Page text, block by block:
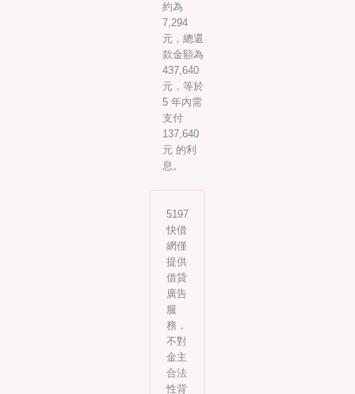
約為
7,294
元，總還
款金額為
437,640
元，等於
5 年內需
支付
137,640
元 的利
息。
5197
快借
網僅
提供
借貸
廣告
服
務，
不對
金主
合法
性背